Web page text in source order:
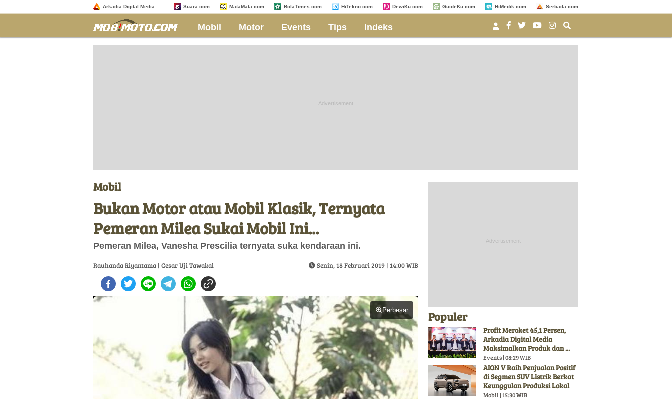
Arkadia Digital Media: Suara.com MataMata.com BolaTimes.com HiTekno.com DewiKu.com GuideKu.com HiMedik.com Serbada.com
Mobil Motor Events Tips Indeks
Mobil
Bukan Motor atau Mobil Klasik, Ternyata
Pemeran Milea Sukai Mobil Ini...
Pemeran Milea, Vanesha Prescilia ternyata suka kendaraan ini.
Rauhanda Riyantama | Cesar Uji Tawakal Senin, 18 Februari 2019 | 14:00 WIB
Perbesar Populer
Profit Meroket 45,1 Persen,
Arkadia Digital Media
Maksimalkan Produk dan ...
Events | 08:29 WIB
AION V Raih Penjualan Positif
di Segmen SUV Listrik Berkat
Keunggulan Produksi Lokal
Mobil | 15:30 WIB